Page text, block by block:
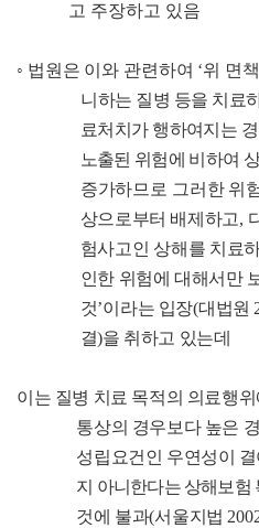
고 주장하고 있음
◦ 법원은 이와 관련하여 ‘위 면
니 하는 질병 등을 치료
료처치가 행하여지는
노출된 위험에 비하여
증가하므로 그러한 위
상으로부터 배제하고,
험사고인 상해를 치료
인한 위험에 대해서만
것’이라는 입장(대법원
결)을 취하고 있는데
이는 질병 치료 목적의 의료행
통상의 경우보다 높은
성립요건인 우연성이
지 아니한다는 상해보험
것에 불과(서울지법